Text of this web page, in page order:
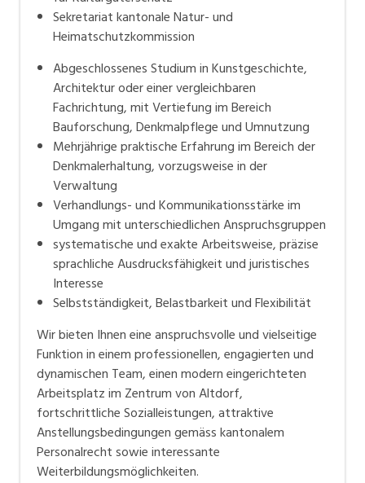
Sekretariat kantonale Natur- und
Heimatschutzkommission
Abgeschlossenes Studium in Kunstgeschichte,
Architektur oder einer vergleichbaren
Fachrichtung, mit Vertiefung im Bereich
Bauforschung, Denkmalpflege und Umnutzung
Mehrjährige praktische Erfahrung im Bereich der
Denkmalerhaltung, vorzugsweise in der
Verwaltung
Verhandlungs- und Kommunikationsstärke im
Umgang mit unterschiedlichen Anspruchsgruppen
systematische und exakte Arbeitsweise, präzise
sprachliche Ausdrucksfähigkeit und juristisches
Interesse
Selbstständigkeit, Belastbarkeit und Flexibilität
Wir bieten Ihnen eine anspruchsvolle und vielseitige
Funktion in einem professionellen, engagierten und
dynamischen Team, einen modern eingerichteten
Arbeitsplatz im Zentrum von Altdorf,
fortschrittliche Sozialleistungen, attraktive
Anstellungsbedingungen gemäss kantonalem
Personalrecht sowie interessante
Weiterbildungsmöglichkeiten.